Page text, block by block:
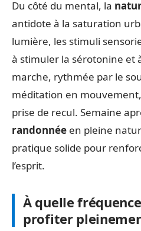
Du côté du mental, la
antidote à la saturation
lumière, les stimuli
à stimuler la sérotonine et
marche, rythmée par le
méditation en
prise de recul. Semaine
randonnée en pleine
pratique solide pour
l’esprit.
À quelle
profiter